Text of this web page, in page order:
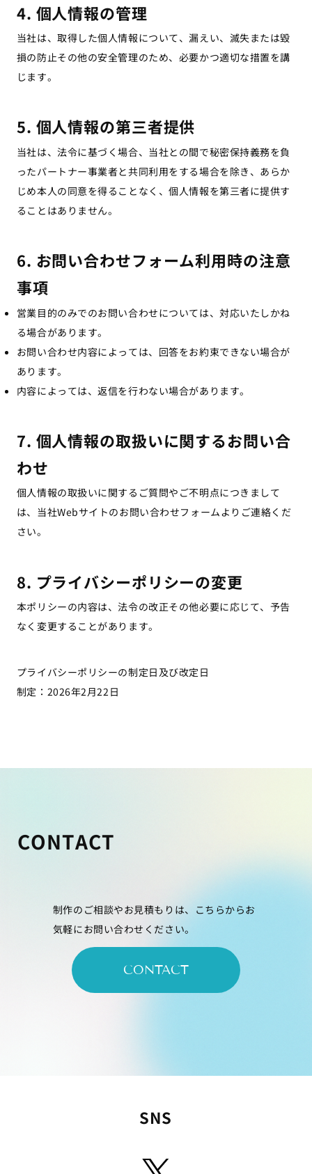
4. 個人情報の管理
当社は、取得した個人情報について、漏えい、滅失または毀
損の防止その他の安全管理のため、必要かつ適切な措置を講
じます。
5. 個人情報の第三者提供
当社は、法令に基づく場合、当社との間で秘密保持義務を負
ったパートナー事業者と共同利用をする場合を除き、あらか
じめ本人の同意を得ることなく、個人情報を第三者に提供す
ることはありません。
6. お問い合わせフォーム利用時の注意
事項
営業目的のみでのお問い合わせについては、対応いたしかね
る場合があります。
お問い合わせ内容によっては、回答をお約束できない場合が
あります。
内容によっては、返信を行わない場合があります。
7. 個人情報の取扱いに関するお問い合
わせ
個人情報の取扱いに関するご質問やご不明点につきまして
は、当社Webサイトのお問い合わせフォームよりご連絡くだ
さい。
8. プライバシーポリシーの変更
本ポリシーの内容は、法令の改正その他必要に応じて、予告
なく変更することがあります。
プライバシーポリシーの制定日及び改定日
​制定：2026年2月22日
CONTACT
制作のご相談やお見積もりは、こちらからお
気軽にお問い合わせください。
CONTACT
SNS